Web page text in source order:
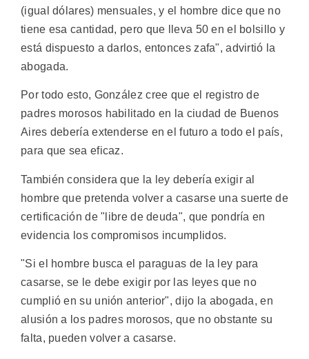
(igual dólares) mensuales, y el hombre dice que no
tiene esa cantidad, pero que lleva 50 en el bolsillo y
está dispuesto a darlos, entonces zafa", advirtió la
abogada.
Por todo esto, González cree que el registro de
padres morosos habilitado en la ciudad de Buenos
Aires debería extenderse en el futuro a todo el país,
para que sea eficaz.
También considera que la ley debería exigir al
hombre que pretenda volver a casarse una suerte de
certificación de "libre de deuda", que pondría en
evidencia los compromisos incumplidos.
"Si el hombre busca el paraguas de la ley para
casarse, se le debe exigir por las leyes que no
cumplió en su unión anterior", dijo la abogada, en
alusión a los padres morosos, que no obstante su
falta, pueden volver a casarse.